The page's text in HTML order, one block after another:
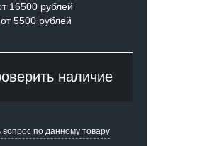
16500 рублей
5500 рублей
наличие
вопрос по данному товару